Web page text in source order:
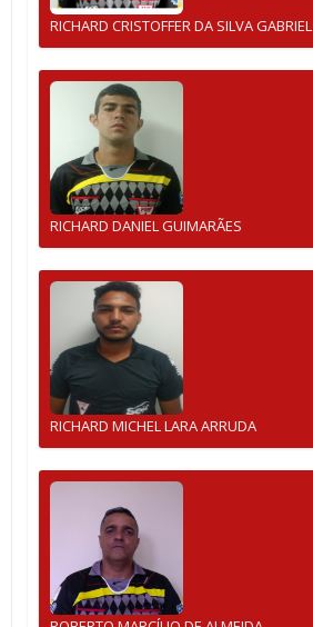
RICHARD CRISTOFFER DA SILVA GABRIEL
RICHARD DANIEL GUIMARÃES
RICHARD MICHEL LARA ARRUDA